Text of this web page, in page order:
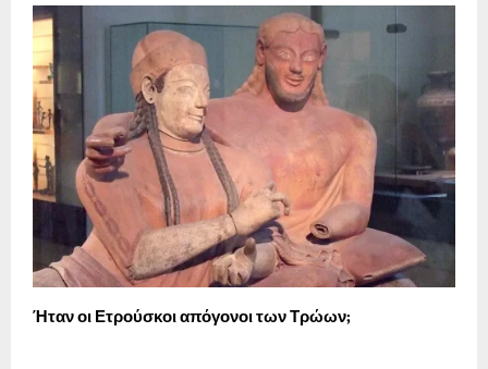
Ήταν οι Ετρούσκοι απόγονοι των Τρώων;